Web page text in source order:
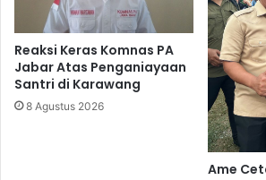
Reaksi Keras Komnas PA
Jabar Atas Penganiayaan
Santri di Karawang
8 Agustus 2026
Ame